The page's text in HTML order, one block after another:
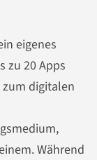
eigenes
zu 20 Apps
digitalen
Während